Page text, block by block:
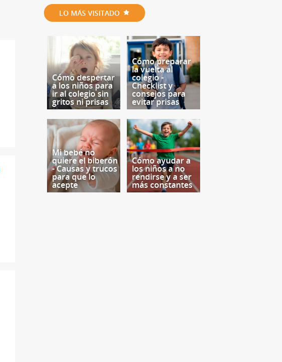
LO MÁS VISITADO
Cómo despertar
a los niños para
ir al colegio sin
gritos ni prisas
Cómo preparar
la vuelta al
colegio -
Checklist y
consejos para
evitar prisas
Mi bebé no
quiere el biberón
- Causas y trucos
para que lo
acepte
Cómo ayudar a
los niños a no
rendirse y a ser
más constantes